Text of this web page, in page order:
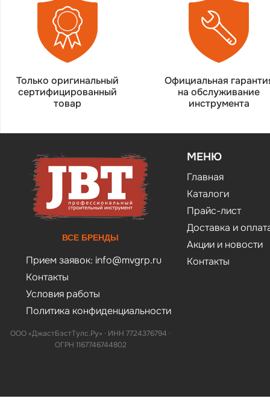
Только оригинальный
сертифицированный
товар
Официальная
на обслуживание
инструмента
ВСЕ БРЕНДЫ
Прием заявок: info@mvgrp.ru
Контакты
Условия работы
Политика конфиденциальности
ООО «ДжастБэстТулс.Ру» · ИНН 7724376794 ·
ОГРН 1167746744802
МЕНЮ
Главная
Каталоги
Прайс-лист
Доставка и
Акции и новости
Контакты